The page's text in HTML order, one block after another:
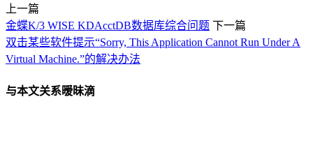
上一篇
金蝶K/3 WISE KDAcctDB数据库综合问题 下一篇
双击某些软件提示“Sorry, This Application Cannot Run Under A
Virtual Machine.”的解决办法
与本文关系暧昧滴